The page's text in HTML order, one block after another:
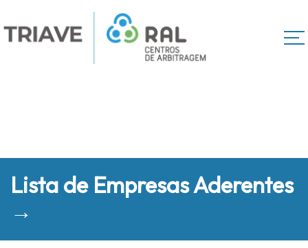
Lista de Empresas Aderentes
→